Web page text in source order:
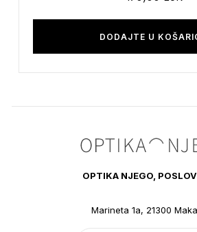
DODAJTE U
OPTIKA NJEGO,
Marineta 1a, 21300